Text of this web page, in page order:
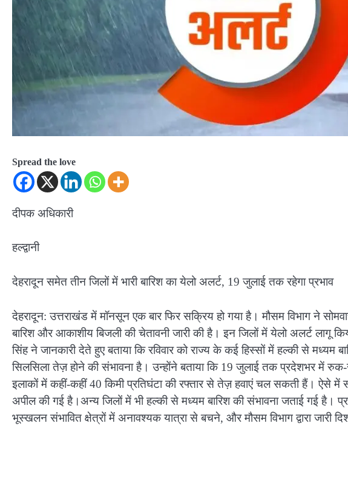
Spread the love
दीपक अधिकारी
हल्द्वानी
देहरादून समेत तीन जिलों में भारी बारिश का येलो अलर्ट, 19 जुलाई तक रहेगा प्रभाव
देहरादून: उत्तराखंड में मॉनसून एक बार फिर सक्रिय हो गया है। मौसम विभाग ने
बारिश और आकाशीय बिजली की चेतावनी जारी की है। इन जिलों में येलो अलर्ट लागू
सिंह ने जानकारी देते हुए बताया कि रविवार को राज्य के कई हिस्सों में हल्की से मध्यम
सिलसिला तेज़ होने की संभावना है। उन्होंने बताया कि 19 जुलाई तक प्रदेशभर में रुक-
इलाकों में कहीं-कहीं 40 किमी प्रतिघंटा की रफ्तार से तेज़ हवाएं चल सकती हैं। ऐसे में
अपील की गई है।अन्य जिलों में भी हल्की से मध्यम बारिश की संभावना जताई गई है।
भूस्खलन संभावित क्षेत्रों में अनावश्यक यात्रा से बचने, और मौसम विभाग द्वारा जारी